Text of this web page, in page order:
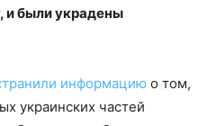
и были украдены
информацию о том,
украинских частей